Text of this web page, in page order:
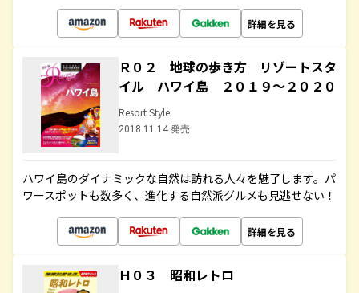
詳細を見る
Ｒ０２ 地球の歩き方 リゾートスタ
イル ハワイ島 ２０１９～２０２０
Resort Style
2018.11.14 発売
ハワイ島のダイナミックな自然は訪れる人々を魅了します。パ
ワースポットも数多く、進化する自然派グルメも見逃せない！
詳細を見る
Ｈ０３ 昭和レトロ